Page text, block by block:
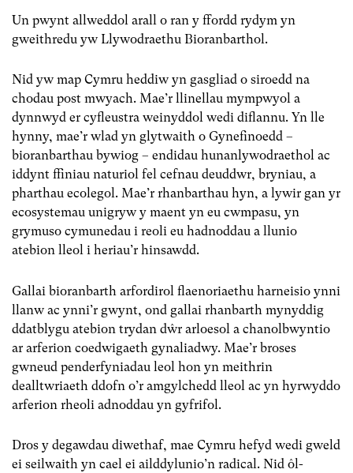
Un pwynt allweddol arall o ran y ffordd rydym yn
gweithredu yw Llywodraethu Bioranbarthol.
Nid yw map Cymru heddiw yn gasgliad o siroedd na
chodau post mwyach. Mae’r llinellau mympwyol a
dynnwyd er cyfleustra weinyddol wedi diflannu. Yn lle
hynny, mae’r wlad yn glytwaith o Gynefinoedd –
bioranbarthau bywiog – endidau hunanlywodraethol ac
iddynt ffiniau naturiol fel cefnau deuddwr, bryniau, a
pharthau ecolegol. Mae’r rhanbarthau hyn, a lywir gan yr
ecosystemau unigryw y maent yn eu cwmpasu, yn
grymuso cymunedau i reoli eu hadnoddau a llunio
atebion lleol i heriau’r hinsawdd.
Gallai bioranbarth arfordirol flaenoriaethu harneisio ynni
llanw ac ynni’r gwynt, ond gallai rhanbarth mynyddig
ddatblygu atebion trydan dŵr arloesol a chanolbwyntio
ar arferion coedwigaeth gynaliadwy. Mae’r broses
gwneud penderfyniadau leol hon yn meithrin
dealltwriaeth ddofn o’r amgylchedd lleol ac yn hyrwyddo
arferion rheoli adnoddau yn gyfrifol.
Dros y degawdau diwethaf, mae Cymru hefyd wedi gweld
ei seilwaith yn cael ei ailddylunio’n radical. Nid ôl-